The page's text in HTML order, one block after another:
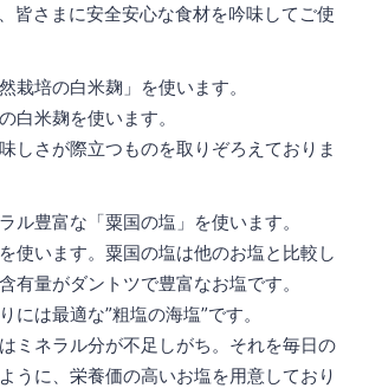
皆さまに安全安心な食材を吟味してご使
栽培の白米麹」を使います。
白米麹を使います。
しさが際立つものを取りぞろえておりま
ル豊富な「粟国の塩」を使います。
使います。粟国の塩は他のお塩と比較し
有量がダントツで豊富なお塩です。
には最適な”粗塩の海塩”です。
ミネラル分が不足しがち。それを毎日の
うに、栄養価の高いお塩を用意しており